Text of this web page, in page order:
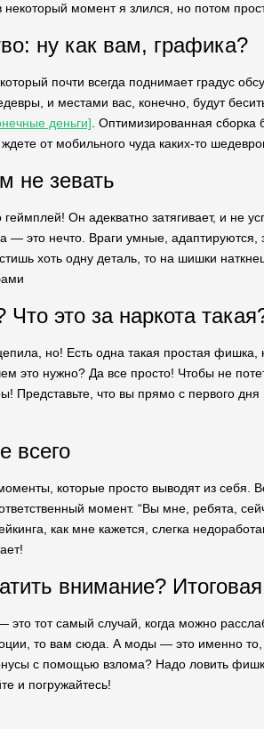
некоторый момент я злился, но потом
ну как вам, графика?
почти всегда поднимает градус
и местами вас, конечно, будут
деньги] . Оптимизированная
от мобильного чуда каких-то
не зевать
Он адекватно затягивает, и не
— это нечто. Враги умные,
хоть одну деталь, то на шишки
это за наркота
но! Есть одна такая простая
это нужно? Да все просто! Чтобы не
Представьте, что вы прямо с первого
всего
которые просто выводят из себя.
момент. “Вы мне, ребята,
как мне кажется, слегка
внимание?
тот самый случай, когда можно
то вам сюда. А моды — это именно то,
с помощью взлома? Надо ловить
и погружайтесь!